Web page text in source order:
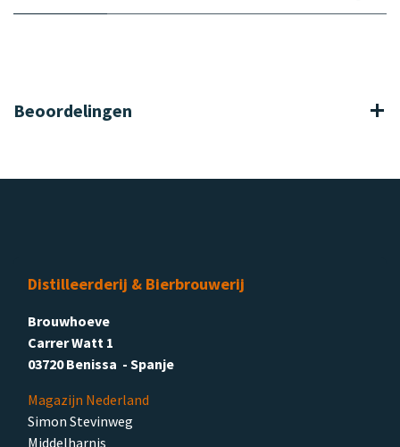
Beoordelingen
Distilleerderij & Bierbrouwerij
Brouwhoeve
Carrer Watt 1
03720 Benissa - Spanje
Magazijn Nederland
Simon Stevinweg
Middelharnis